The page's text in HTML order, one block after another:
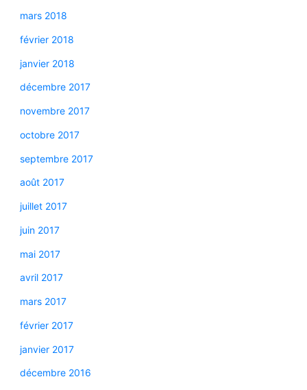
mars 2018
février 2018
janvier 2018
décembre 2017
novembre 2017
octobre 2017
septembre 2017
août 2017
juillet 2017
juin 2017
mai 2017
avril 2017
mars 2017
février 2017
janvier 2017
décembre 2016